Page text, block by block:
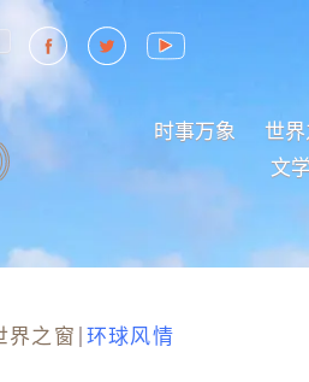
时事万象 世
文
界之窗 环球风情